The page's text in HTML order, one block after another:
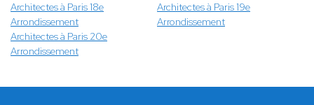
Architectes à Paris 18e
Arrondissement
Architectes à Paris 19e
Arrondissement
Architectes à Paris 20e
Arrondissement